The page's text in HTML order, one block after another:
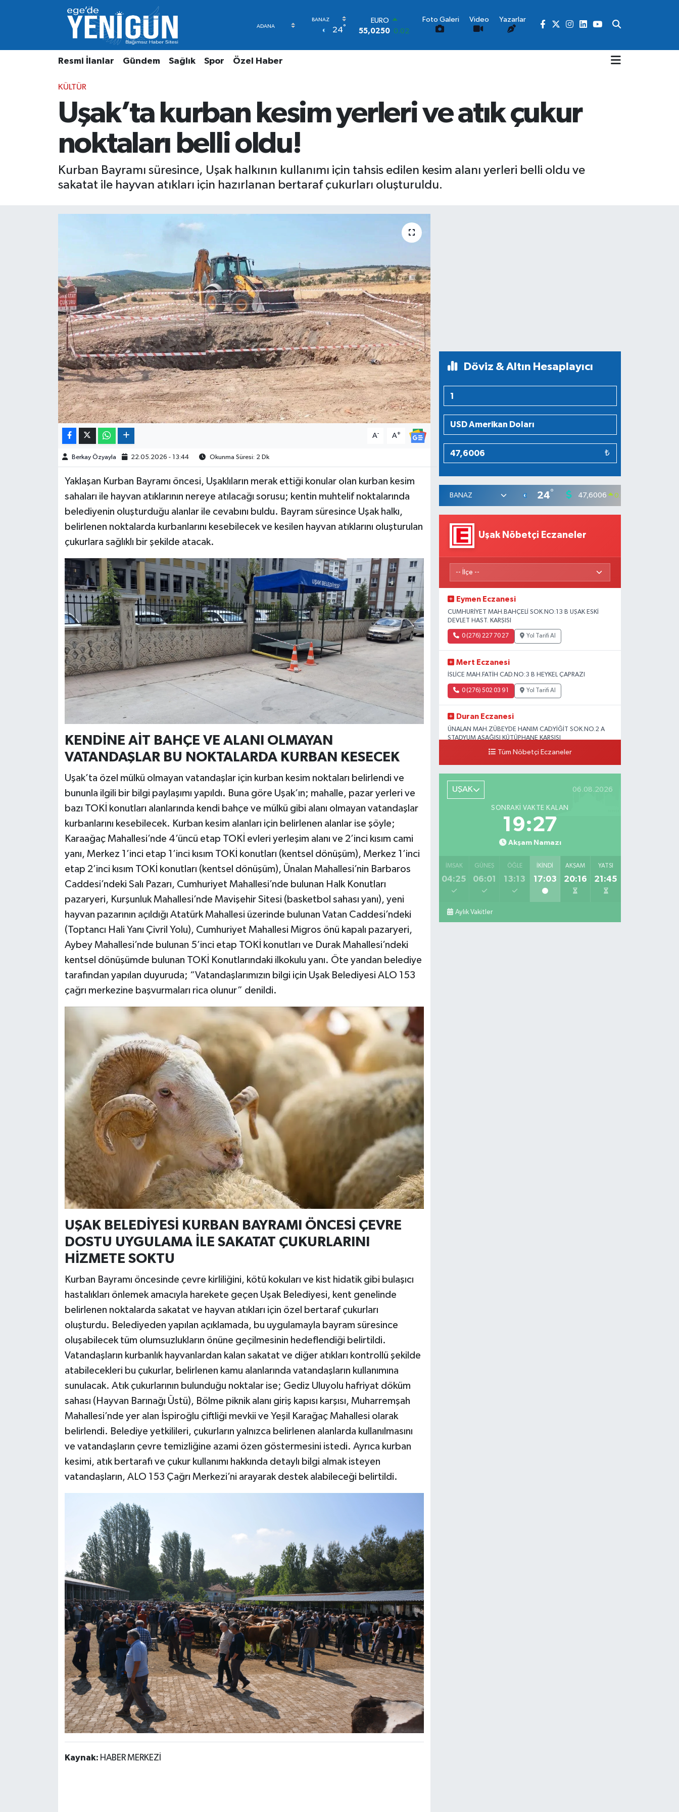
24°
STERLİN
64,2398
0.2
6500.87 0.12
47,6006 0.06
Foto Galeri Video Yazarlar
Resmi İlanlar Gündem Sağlık Spor Özel Haber
KÜLTÜR
Uşak’ta kurban kesim yerleri ve atık çukur
noktaları belli oldu!
Kurban Bayramı süresince, Uşak halkının kullanımı için tahsis edilen kesim alanı yerleri belli oldu ve
sakatat ile hayvan atıkları için hazırlanan bertaraf çukurları oluşturuldu.
A- A+
Berkay Özyayla 22.05.2026 - 13:44 Okunma Süresi: 2 Dk
Yaklaşan Kurban Bayramı öncesi, Uşaklıların merak ettiği konular olan kurban kesim
sahaları ile hayvan atıklarının nereye atılacağı sorusu; kentin muhtelif noktalarında
belediyenin oluşturduğu alanlar ile cevabını buldu. Bayram süresince Uşak halkı,
belirlenen noktalarda kurbanlarını kesebilecek ve kesilen hayvan atıklarını oluşturulan
çukurlara sağlıklı bir şekilde atacak.
KENDİNE AİT BAHÇE VE ALANI OLMAYAN
VATANDAŞLAR BU NOKTALARDA KURBAN KESECEK
Uşak’ta özel mülkü olmayan vatandaşlar için kurban kesim noktaları belirlendi ve
bununla ilgili bir bilgi paylaşımı yapıldı. Buna göre Uşak’ın; mahalle, pazar yerleri ve
bazı TOKİ konutları alanlarında kendi bahçe ve mülkü gibi alanı olmayan vatandaşlar
kurbanlarını kesebilecek. Kurban kesim alanları için belirlenen alanlar ise şöyle;
Karaağaç Mahallesi’nde 4’üncü etap TOKİ evleri yerleşim alanı ve 2’inci kısım cami
yanı, Merkez 1’inci etap 1’inci kısım TOKİ konutları (kentsel dönüşüm), Merkez 1’inci
etap 2’inci kısım TOKİ konutları (kentsel dönüşüm), Ünalan Mahallesi’nin Barbaros
Caddesi’ndeki Salı Pazarı, Cumhuriyet Mahallesi’nde bulunan Halk Konutları
pazaryeri, Kurşunluk Mahallesi’nde Mavişehir Sitesi (basketbol sahası yanı), yeni
hayvan pazarının açıldığı Atatürk Mahallesi üzerinde bulunan Vatan Caddesi’ndeki
(Toptancı Hali Yanı Çivril Yolu), Cumhuriyet Mahallesi Migros önü kapalı pazaryeri,
Aybey Mahallesi’nde bulunan 5’inci etap TOKİ konutları ve Durak Mahallesi’ndeki
kentsel dönüşümde bulunan TOKİ Konutlarındaki ilkokulu yanı. Öte yandan belediye
tarafından yapılan duyuruda; “Vatandaşlarımızın bilgi için Uşak Belediyesi ALO 153
çağrı merkezine başvurmaları rica olunur” denildi.
UŞAK BELEDİYESİ KURBAN BAYRAMI ÖNCESİ ÇEVRE
DOSTU UYGULAMA İLE SAKATAT ÇUKURLARINI
HİZMETE SOKTU
Kurban Bayramı öncesinde çevre kirliliğini, kötü kokuları ve kist hidatik gibi bulaşıcı
hastalıkları önlemek amacıyla harekete geçen Uşak Belediyesi, kent genelinde
belirlenen noktalarda sakatat ve hayvan atıkları için özel bertaraf çukurları
oluşturdu. Belediyeden yapılan açıklamada, bu uygulamayla bayram süresince
oluşabilecek tüm olumsuzlukların önüne geçilmesinin hedeflendiği belirtildi.
Vatandaşların kurbanlık hayvanlardan kalan sakatat ve diğer atıkları kontrollü şekilde
atabilecekleri bu çukurlar, belirlenen kamu alanlarında vatandaşların kullanımına
sunulacak. Atık çukurlarının bulunduğu noktalar ise; Gediz Uluyolu hafriyat döküm
sahası (Hayvan Barınağı Üstü), Bölme piknik alanı giriş kapısı karşısı, Muharremşah
Mahallesi’nde yer alan İspiroğlu çiftliği mevkii ve Yeşil Karağaç Mahallesi olarak
belirlendi. Belediye yetkilileri, çukurların yalnızca belirlenen alanlarda kullanılmasını
ve vatandaşların çevre temizliğine azami özen göstermesini istedi. Ayrıca kurban
kesimi, atık bertarafı ve çukur kullanımı hakkında detaylı bilgi almak isteyen
vatandaşların, ALO 153 Çağrı Merkezi’ni arayarak destek alabileceği belirtildi.
Kaynak: HABER MERKEZİ
Döviz & Altın Hesaplayıcı
₺
24° 47,6006 0.06
Uşak Nöbetçi Eczaneler
Eymen Eczanesi
CUMHURİYET MAH.BAHÇELİ SOK.NO:13 B UŞAK ESKİ
DEVLET HAST. KARŞISI
0 (276) 227 70 27 Yol Tarifi Al
Mert Eczanesi
İSLİCE MAH.FATİH CAD.NO:3 B HEYKEL ÇAPRAZI
0 (276) 502 03 91 Yol Tarifi Al
Duran Eczanesi
ÜNALAN MAH.ZÜBEYDE HANIM CAD.YİĞİT SOK.NO.2 A
STADYUM AŞAĞISI KÜTÜPHANE KARŞISI
0 (276) 224 51 77 Yol Tarifi Al
Tüm Nöbetçi Eczaneler
UŞAK 06.08.2026
SONRAKI VAKTE KALAN
19:26
Akşam Namazı
İMSAK
04:25
GÜNEŞ
06:01
ÖĞLE
13:13
İKINDI
17:03
AKŞAM
20:16
YATSI
21:45
Aylık Vakitler
Resmi İlanlar
Gündem
Özel Haber
Beyoğlu Nöbetçi Eczaneler
Beyoğlu Hava Durumu
Beyoğlu Trafik Yoğunluk Haritası
Süper Lig Puan Durumu ve Fikstür
Tüm Manşetler
Son Dakika Haberleri